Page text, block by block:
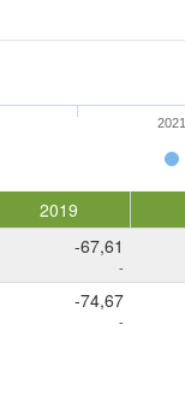
2021
2019
-67,61
-
-74,67
-